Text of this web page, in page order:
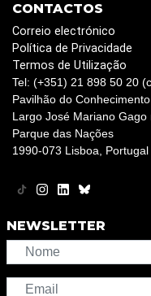
CONTACTOS
Correio electrónico
Política de Privacidade
Termos de Utilização
Tel: (+351) 21 898 50 20
Pavilhão do
Largo José Mariano Gago
Parque das Nações
1990-073 Lisboa, Portugal
NEWSLETTER